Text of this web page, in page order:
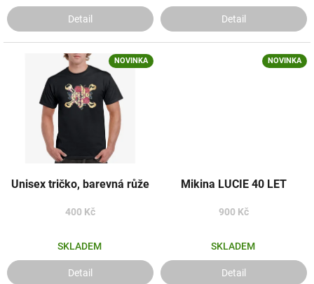
Detail Detail
NOVINKA
Unisex tričko, barevná růže
400 Kč
SKLADEM
Detail
NOVINKA
Mikina LUCIE 40 LET
900 Kč
SKLADEM
Detail